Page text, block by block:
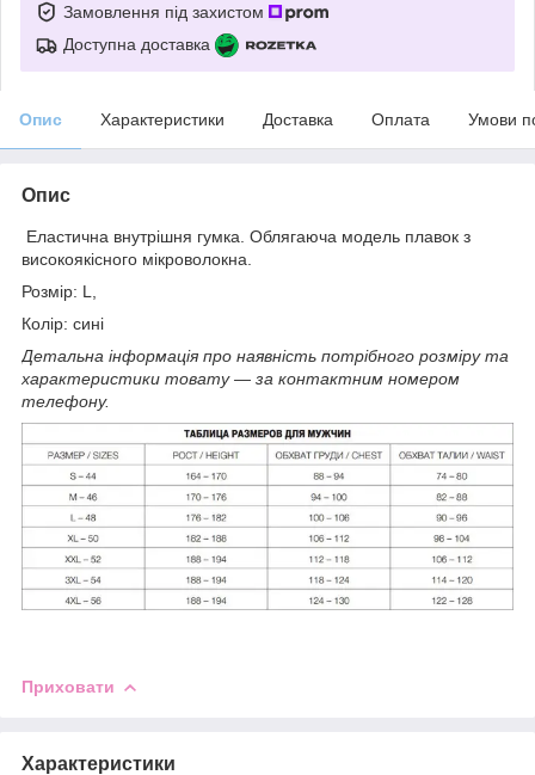
Замовлення під захистом
Доступна доставка
Опис Характеристики Доставка Оплата Умови
Опис
Еластична внутрішня гумка. Облягаюча модель плавок з
високоякісного мікроволокна.
Розмір: L,
Колір: сині
Детальна інформація про наявність потрібного розміру та
характеристики товату ― за контактним номером
телефону.
Приховати
Характеристики